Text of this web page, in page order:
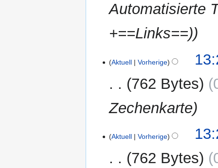
Automatisierte
+==Links==)
MärzAktuell Vorherige
762 Bytes
Zechenkarte
Aktuell Vorherige
762 Bytes